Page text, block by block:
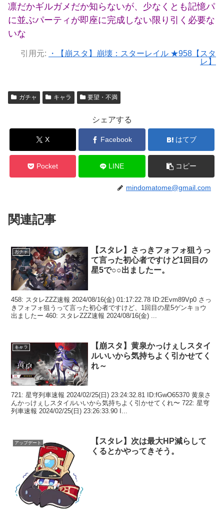
凛だかギルガメだか知らないが、少なくとも記憶パ
に並ぶパーティが即座に完成しない限り引く必要な
いな
引用元:
・【崩スタ】崩壊：スターレイル ★958【スタ
レ】
ガチャ キャラ 要望・不満
シェアする
X Facebook はてブ
Pocket LINE コピー
mindomatome@gmail.com
関連記事
ガチャ
【スタレ】さっきフォフォ狙うっ
て言った初心者ですけど1回目の
星5で○○出ましたー。
458: スタレZZZ速報 2024/08/16(金) 01:17:22.78 ID:2Evm89Vp0 さっ
きフォフォ狙うって言った初心者ですけど、1回目の星5ゲンキョウ
出ましたー 460: スタレZZZ速報 2024/08/16(金) ...
キャラ
【崩スタ】黄泉かっけぇしスタイ
ルいいから気持ちよく引かせてく
れ～
721: 星穹列車速報 2024/02/25(日) 23:24:32.81 ID:fGwO65370 黄泉さ
んかっけぇしスタイルいいから気持ちよく引かせてくれ〜 722: 星穹
列車速報 2024/02/25(日) 23:26:33.90 I...
アップデート
【スタレ】次は最大HP減らして
くるとかやってきそう。